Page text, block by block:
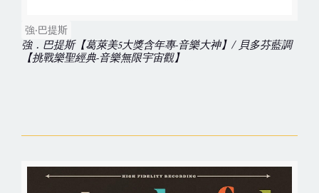
強‧巴提斯
強．巴提斯【葛萊美5大獎含年專-音樂大神】/ 貝多芬藍調
【挑戰樂聖經典-音樂無限宇宙觀】